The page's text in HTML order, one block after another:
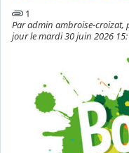
1
Par admin ambroise-croizat,
jour le mardi 30 juin 2026